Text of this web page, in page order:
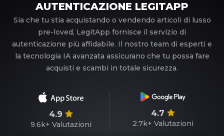
AUTENTICAZIONE LEGITAPP
Sia che tu stia acquistando o vendendo articoli di lusso
pre-loved, LegitApp fornisce il servizio di
autenticazione più affidabile. Il nostro team di esperti e
la tecnologia IA avanzata assicurano che tu possa fare
acquisti e scambi in totale sicurezza.
4.9
9.6k+ Valutazioni
4.7
2.7k+ Valutazioni